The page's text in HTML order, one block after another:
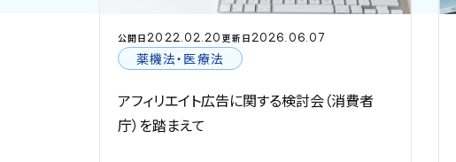
公開日2022.02.20 更新日2026.06.07
薬機法・医療法
アフィリエイト広告に関する検討会（消費者
庁）を踏まえて